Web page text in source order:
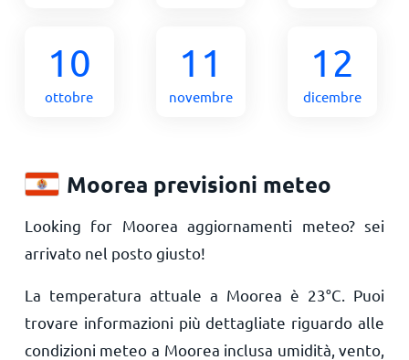
10
ottobre
11
novembre
12
dicembre
Moorea previsioni meteo
Looking for Moorea aggiornamenti meteo? sei
arrivato nel posto giusto!
La temperatura attuale a Moorea è 23°C . Puoi
trovare informazioni più dettagliate riguardo alle
condizioni meteo a Moorea inclusa umidità, vento,